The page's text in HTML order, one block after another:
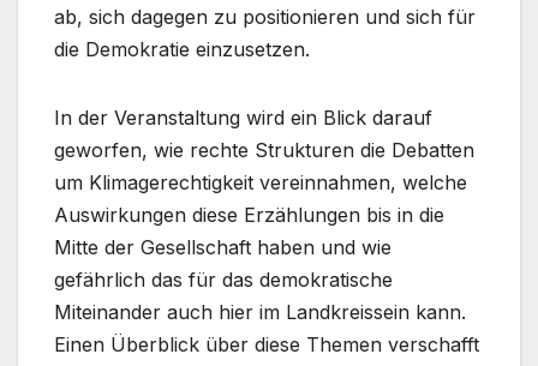
ab, sich dagegen zu positionieren und sich für
die Demokratie einzusetzen.
In der Veranstaltung wird ein Blick darauf
geworfen, wie rechte Strukturen die Debatten
um Klimagerechtigkeit vereinnahmen, welche
Auswirkungen diese Erzählungen bis in die
Mitte der Gesellschaft haben und wie
gefährlich das für das demokratische
Miteinander auch hier im Landkreissein kann.
Einen Überblick über diese Themen verschafft